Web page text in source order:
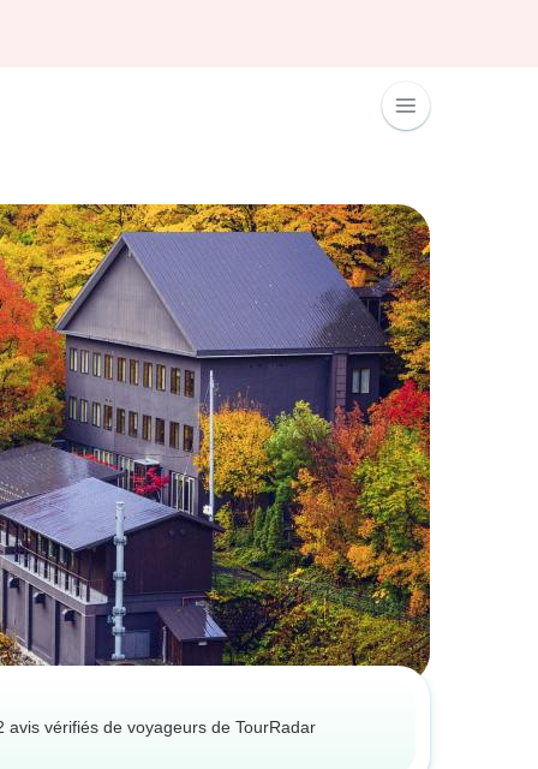
avis vérifiés de voyageurs de TourRadar